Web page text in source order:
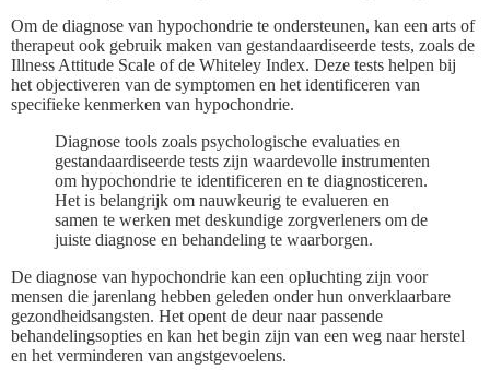
Om de diagnose van hypochondrie te ondersteunen, kan een arts of
therapeut ook gebruik maken van gestandaardiseerde tests, zoals de
Illness Attitude Scale of de Whiteley Index. Deze tests helpen bij
het objectiveren van de symptomen en het identificeren van
specifieke kenmerken van hypochondrie.
Diagnose tools zoals psychologische evaluaties en
gestandaardiseerde tests zijn waardevolle instrumenten
om hypochondrie te identificeren en te diagnosticeren.
Het is belangrijk om nauwkeurig te evalueren en
samen te werken met deskundige zorgverleners om de
juiste diagnose en behandeling te waarborgen.
De diagnose van hypochondrie kan een opluchting zijn voor
mensen die jarenlang hebben geleden onder hun onverklaarbare
gezondheidsangsten. Het opent de deur naar passende
behandelingsopties en kan het begin zijn van een weg naar herstel
en het verminderen van angstgevoelens.